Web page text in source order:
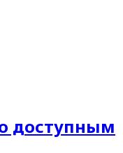
доступным